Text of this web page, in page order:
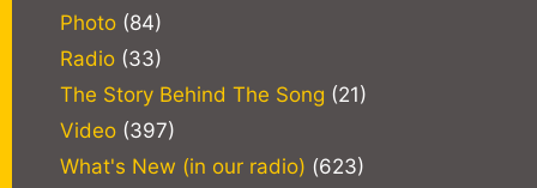
Photo (84)
Radio (33)
The Story Behind The Song (21)
Video (397)
What's New (in our radio) (623)